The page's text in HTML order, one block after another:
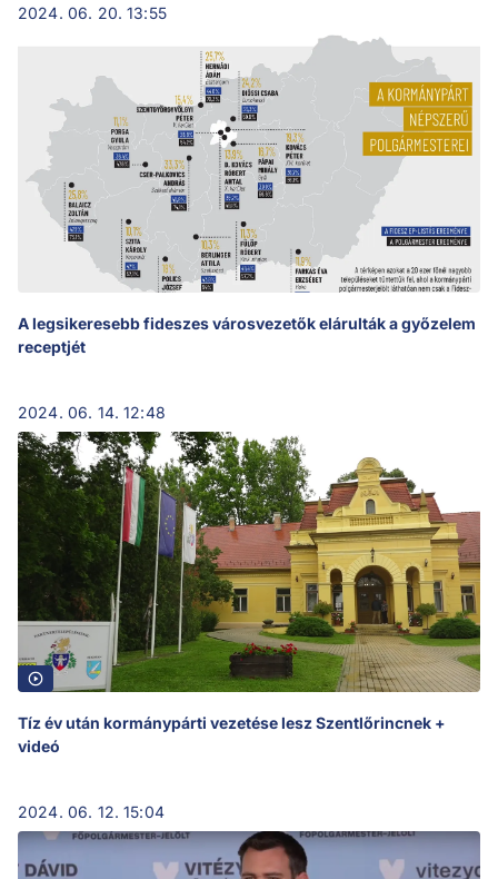
2024. 06. 20. 13:55
A legsikeresebb fideszes városvezetők elárulták a győzelem
receptjét
2024. 06. 14. 12:48
Tíz év után kormánypárti vezetése lesz Szentlőrincnek +
videó
2024. 06. 12. 15:04